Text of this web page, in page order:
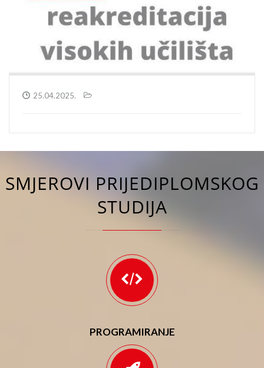
25.04.2025.
SMJEROVI PRIJEDIPLOMSKOG
STUDIJA
PROGRAMIRANJE